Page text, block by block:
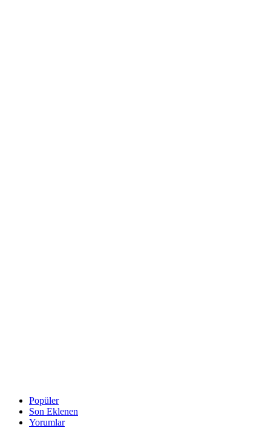
Popüler
Son Eklenen
Yorumlar